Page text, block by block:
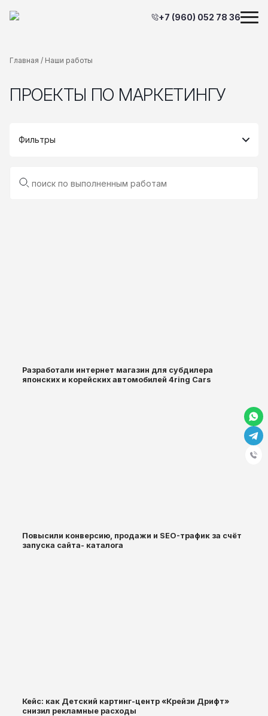
+7 (960) 052 78 36
Главная / Наши работы
ПРОЕКТЫ ПО МАРКЕТИНГУ
Фильтры
Разработали интернет магазин для субдилера
японских и корейских автомобилей 4ring Cars
Повысили конверсию, продажи и SEO-трафик за счёт
запуска сайта- каталога
Кейс: как Детский картинг-центр «Крейзи Дрифт»
снизил рекламные расходы